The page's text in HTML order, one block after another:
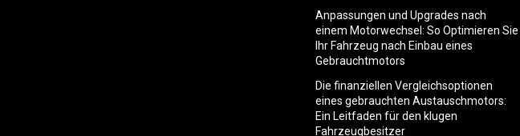
Anpassungen und Upgrades nach
einem Motorwechsel: So Optimieren Sie
Ihr Fahrzeug nach Einbau eines
Gebrauchtmotors
Die finanziellen Vergleichsoptionen
eines gebrauchten Austauschmotors:
Ein Leitfaden für den klugen
Fahrzeugbesitzer